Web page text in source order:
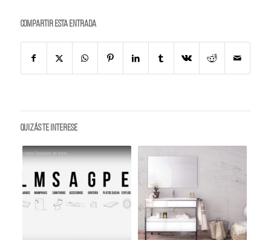
Compartir esta entrada
Quizás te interese